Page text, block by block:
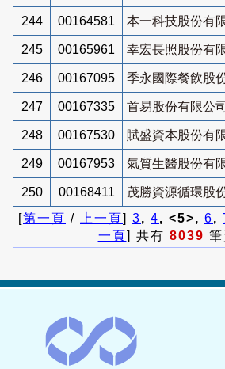
244 00164581 本一科技股份有
245 00165961 幸宏長照股份有
246 00167095 季永國際餐飲股
247 00167335 首易股份有限公司
248 00167530 賦盛資本股份有
249 00167953 氣質生醫股份有
250 00168411
茂勝資源循環股
[第一頁 / 上一頁] 3, 4, <5>, 6,
一頁] 共有 8039